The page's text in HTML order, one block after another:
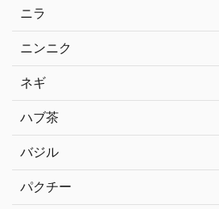
ニラ
ニンニク
ネギ
ハブ茶
バジル
パクチー